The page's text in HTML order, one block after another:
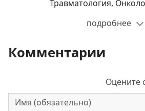
Травматология,
подробнее
Комментарии
Оцените